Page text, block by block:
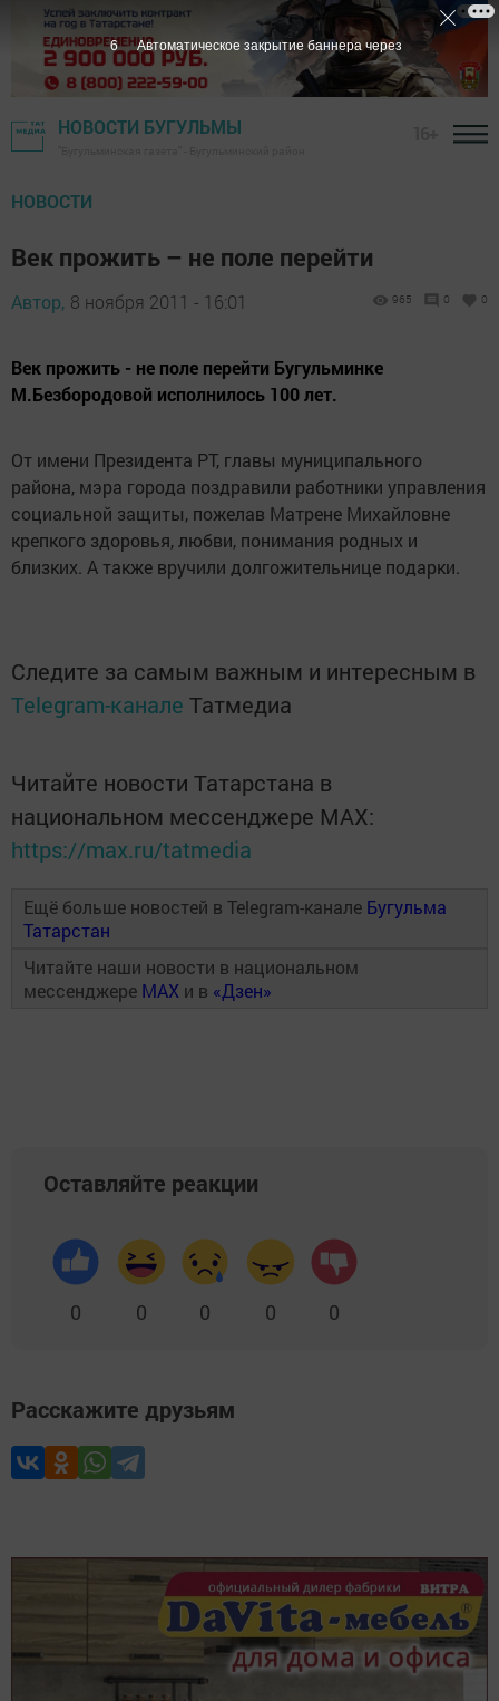
НОВОСТИ БУГУЛЬМЫ
НОВОСТИ
Век прожить – не поле перейти
Автор, 8 ноября 2011 - 16:01 965 0 0
Век прожить - не поле перейти Бугульминке
М.Безбородовой исполнилось 100 лет.
От имени Президента РТ, главы муниципального
района, мэра города поздравили работники управления
социальной защиты, пожелав Матрене Михайловне
крепкого здоровья, любви, понимания родных и
близких. А также вручили долгожительнице подарки.
Следите за самым важным и интересным в
Telegram-канале Татмедиа
Читайте новости Татарстана в
национальном мессенджере MАХ:
https://max.ru/tatmedia
Ещё больше новостей в Telegram-канале Бугульма
Татарстан
Читайте наши новости в национальном
мессенджере MAX и в «Дзен»
Оставляйте реакции
0 0 0 0 0
Расскажите друзьям
5 Автоматическое закрытие баннера через